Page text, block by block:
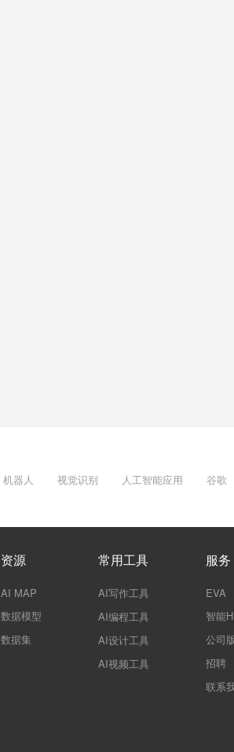
机器人 视觉识别 人工智能应用 谷歌
资源
AI MAP
数据模型
数据集
常用工具
AI写作工具
AI编程工具
AI设计工具
AI视频工具
服务
EVA
智能
公司
招聘
联系